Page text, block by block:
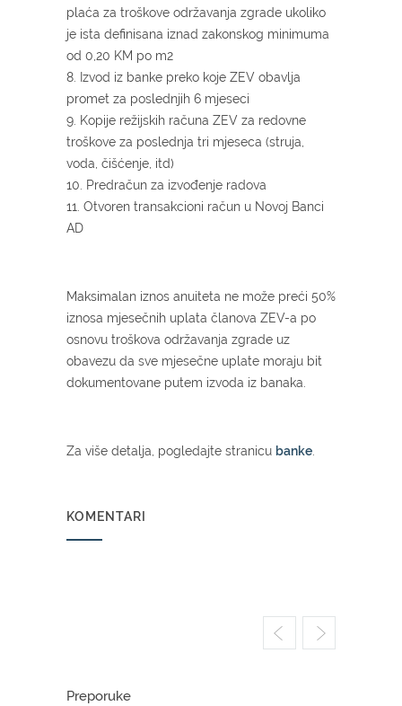
plaća za troškove održavanja zgrade ukoliko
je ista definisana iznad zakonskog minimuma
od 0,20 KM po m2
8. Izvod iz banke preko koje ZEV obavlja
promet za poslednjih 6 mjeseci
9. Kopije režijskih računa ZEV za redovne
troškove za poslednja tri mjeseca (struja,
voda, čišćenje, itd)
10. Predračun za izvođenje radova
11. Otvoren transakcioni račun u Novoj Banci
AD
Maksimalan iznos anuiteta ne može preći 50%
iznosa mjesečnih uplata članova ZEV-a po
osnovu troškova održavanja zgrade uz
obavezu da sve mjesečne uplate moraju bit
dokumentovane putem izvoda iz banaka.
Za više detalja, pogledajte stranicu banke.
KOMENTARI
Preporuke